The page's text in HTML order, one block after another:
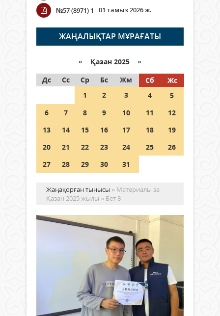
Wi-Fi ҚАБЫРҒА АРҚЫЛЫ ҚАЛАЙ
ӨТЕДІ?
06 тамыз 2026 ж. 286
граждане Казахстана,
05 тамыз 2026 ж. 167
Шетелде жүрген Қазақстан
азаматтары қалай дауыс бере
алады?
№57 (8971) 1
01 тамыз 2026 ж.
ЖАҢАЛЫҚТАР МҰРАҒАТЫ
« Қазан 2025 »
Дс
Сс Ср Бс Жм Сб
Жс
1
2 3 4
5
6
7 8 9 10 11
12
13
14 15 16 17 18
19
20
21 22 23 24 25
26
27
28 29 30 31
Жаңақорған тынысы » Материалы за
Қазан 2025 жылы » Бет 8
Жаңалықтар
23 қазан
2025 ж.
0
Толығырақ